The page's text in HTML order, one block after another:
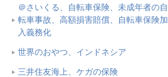
＠さいくる、自転車保険、未成年者の自
転車事故、高額損害賠償、自転車保険加
入義務化
世界のおやつ、インドネシア
三井住友海上、ケガの保険